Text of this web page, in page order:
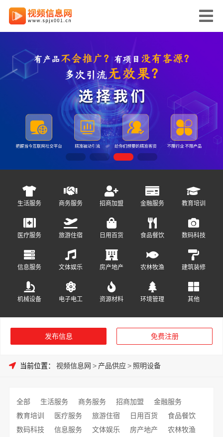
生活服务 商务服务 招商加盟 金融服务 教育培训
医疗服务 旅游住宿 日用百货 食品餐饮 数码科技
信息服务 文体娱乐 房产地产 农林牧渔 建筑装修
机械设备 电子电工 资源材料 环境管理 其他
发布信息 免费注册
当前位置： 视频信息网 > 产品供应> 照明设备
全部 生活服务 商务服务 招商加盟
金融服务
教育培训
医疗服务 旅游住宿 日用百货
食品餐饮
数码科技
信息服务 文体娱乐 房产地产
农林牧渔